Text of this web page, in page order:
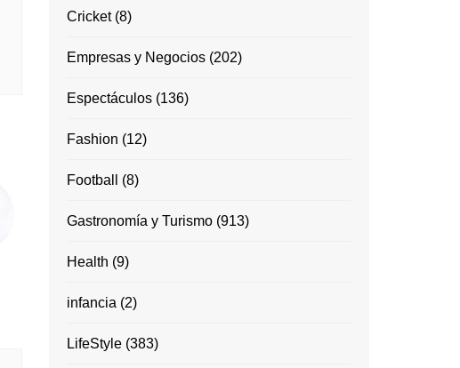
Cricket(8)
Empresas y Negocios (202)
Espectáculos (136)
Fashion (12)
Football (8)
Gastronomía y Turismo (913)
Health (9)
infancia (2)
LifeStyle (383)